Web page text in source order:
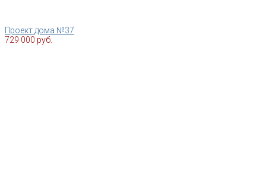
Проект дома №37
729 000 руб.